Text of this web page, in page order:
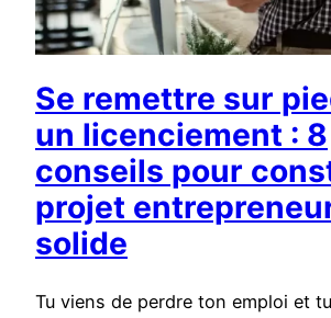
Se remettre sur
un licenciement : 8
conseils pour
projet
solide
Tu viens de perdre ton emploi et